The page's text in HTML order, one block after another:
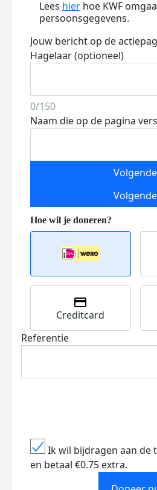
Lees hier hoe KWF
persoonsgegevens.
Jouw bericht op de
Hagelaar (optioneel)
0/150
Naam die op de pagina
Volgende
Volgende
Creditcard
Referentie
Ik wil bijdragen aan de
en betaal €0.75 extra.